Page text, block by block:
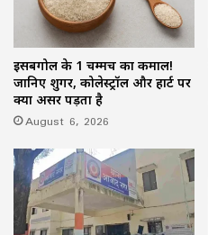
इसबगोल के 1 चम्मच का कमाल!
जानिए शुगर, कोलेस्ट्रॉल और हार्ट पर
क्या असर पड़ता है
August 6, 2026